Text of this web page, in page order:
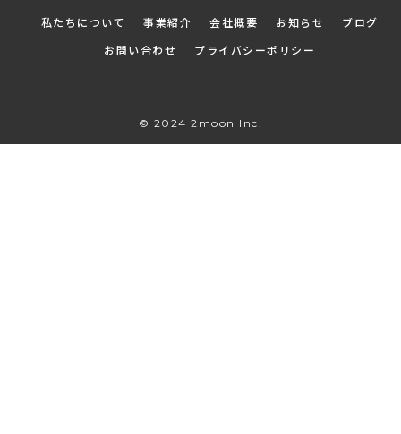
私たちについて 事業紹介 会社概要 お知らせ
ブログ
お問い合わせ
プライバシーポリシー
© 2024 2moon Inc.